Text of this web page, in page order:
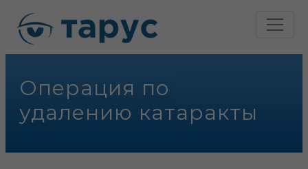
Операция по
удалению катаракты